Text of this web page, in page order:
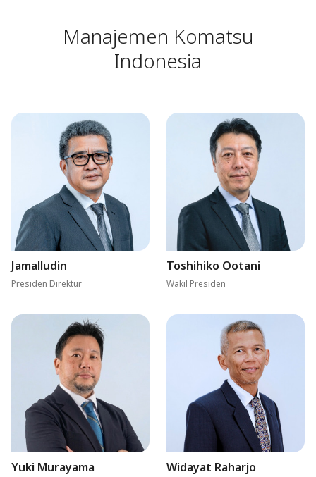
Manajemen Komatsu
Indonesia
Jamalludin
Presiden Direktur
Toshihiko Ootani
Wakil Presiden
Yuki Murayama Widayat Raharjo